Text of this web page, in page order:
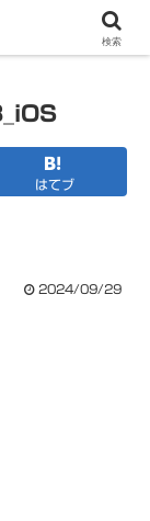
はてブ
2024/09/29
検索